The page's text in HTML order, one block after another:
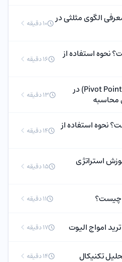
الگوی مثلثی در 10 دقیقه
نحوه استفاده از 16 دقیقه
آشنایی با نقاط پیوت (Pivot Points) در
محاسبه 13 دقیقه
نحوه استفاده از 14 دقیقه
استراتژی 15 دقیقه
چیست؟ 11 دقیقه
امواج الیوت 17 دقیقه
تکنیکال 14 دقیقه